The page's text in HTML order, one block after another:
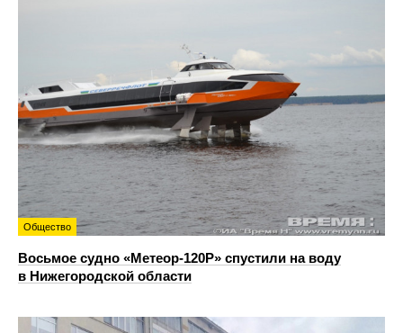
Общество
Восьмое судно «Метеор-120Р» спустили на воду
в Нижегородской области